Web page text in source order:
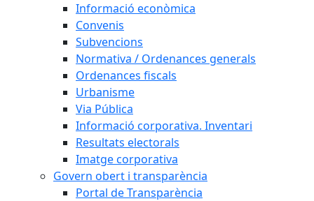
Informació econòmica
Convenis
Subvencions
Normativa / Ordenances generals
Ordenances fiscals
Urbanisme
Via Pública
Informació corporativa. Inventari
Resultats electorals
Imatge corporativa
Govern obert i transparència
Portal de Transparència